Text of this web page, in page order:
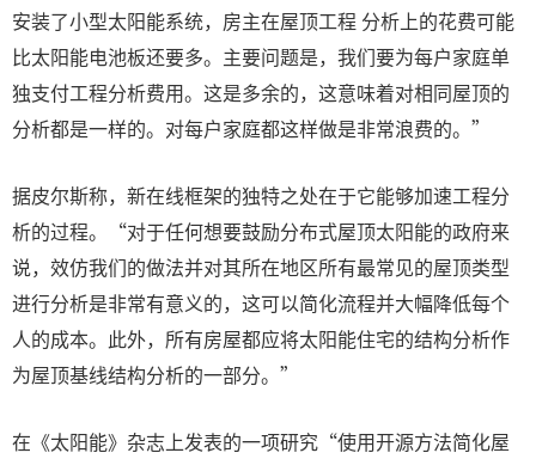
安装了小型太阳能系统，房主在屋顶工程 分析上的花费可能
比太阳能电池板还要多。主要问题是，我们要为每户家庭单
独支付工程分析费用。这是多余的，这意味着对相同屋顶的
分析都是一样的。对每户家庭都这样做是非常浪费的。”
据皮尔斯称，新在线框架的独特之处在于它能够加速工程分
析的过程。“对于任何想要鼓励分布式屋顶太阳能的政府来
说，效仿我们的做法并对其所在地区所有最常见的屋顶类型
进行分析是非常有意义的，这可以简化流程并大幅降低每个
人的成本。此外，所有房屋都应将太阳能住宅的结构分析作
为屋顶基线结构分析的一部分。”
在《太阳能》杂志上发表的一项研究“使用开源方法简化屋